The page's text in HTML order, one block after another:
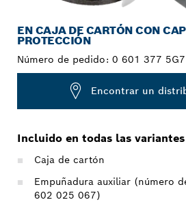
EN CAJA DE CARTÓN CON
PROTECCIÓN
Número de pedido: 0 601 377 5G7
Encontrar un
Incluido en todas las variantes
Caja de cartón
Empuñadura auxiliar (número
602 025 067)